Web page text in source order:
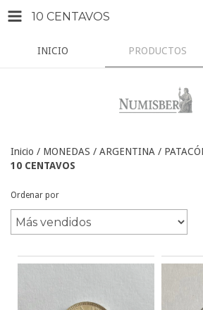
10 CENTAVOS
INICIO PRODUCTOS
Inicio / MONEDAS / ARGENTINA /
10 CENTAVOS
Ordenar por